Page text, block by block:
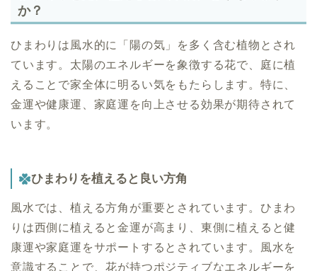
か？
ひまわりは風水的に「陽の気」を多く含む植物とされ
ています。太陽のエネルギーを象徴する花で、庭に植
えることで家全体に明るい気をもたらします。特に、
金運や健康運、家庭運を向上させる効果が期待されて
います。
ひまわりを植えると良い方角
風水では、植える方角が重要とされています。ひまわ
りは西側に植えると金運が高まり、東側に植えると健
康運や家庭運をサポートするとされています。風水を
意識することで、花が持つポジティブなエネルギーを